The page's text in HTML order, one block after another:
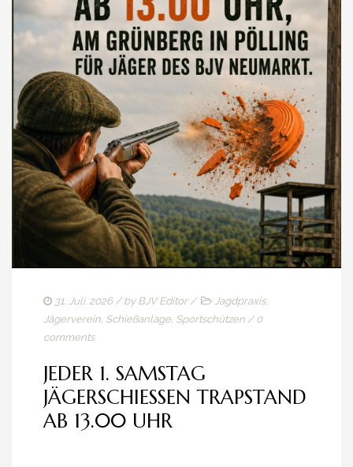
31. Juli. 2026/ by BJV Editor/ Jagdpraxis,
Jägerverein, Schießanlage, Sportschützen / 0
comments
JEDER 1. SAMSTAG
JÄGERSCHIESSEN TRAPSTAND A
B 13.00 UHR